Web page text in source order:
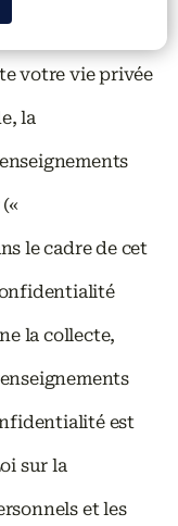
votre vie privée
la
le cadre de cet
la collecte,
est
sur la
et les